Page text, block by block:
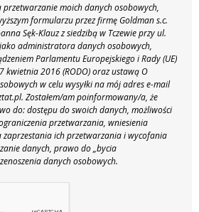
przetwarzanie moich danych osobowych,
formularzu przez firmę Goldman s.c.
Sęk-Klauz z siedzibą w Tczewie przy ul.
administratora danych osobowych,
Parlamentu Europejskiego i Rady (UE)
kwietnia 2016 (RODO) oraz ustawą O
w celu wysyłki na mój adres e-mail
Zostałem/am poinformowany/a, że
do: dostępu do swoich danych, możliwości
przetwarzania, wniesienia
zaprzestania ich przetwarzania i wycofania
danych, prawo do „bycia
danych osobowych.